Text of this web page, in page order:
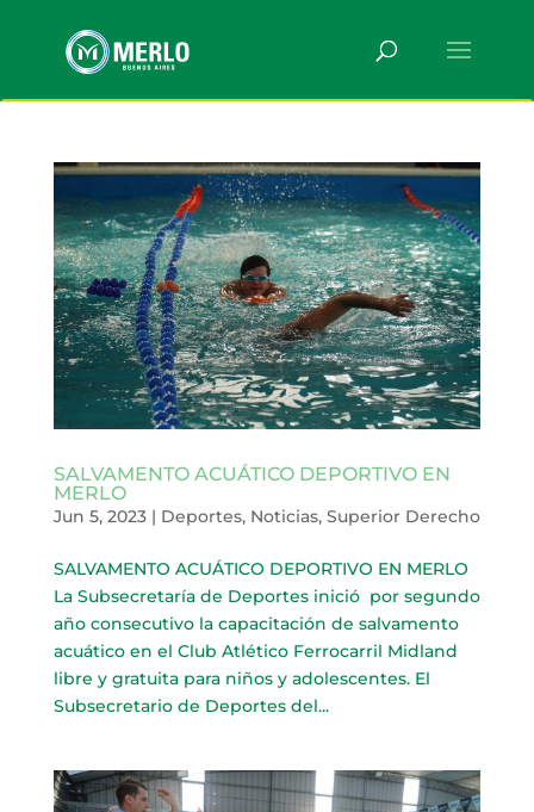
SALVAMENTO ACUÁTICO DEPORTIVO EN
MERLO
Jun 5, 2023| Deportes, Noticias, Superior Derecho
SALVAMENTO ACUÁTICO DEPORTIVO EN MERLO
La Subsecretaría de Deportes inició por segundo
año consecutivo la capacitación de salvamento
acuático en el Club Atlético Ferrocarril Midland
libre y gratuita para niños y adolescentes. El
Subsecretario de Deportes del...